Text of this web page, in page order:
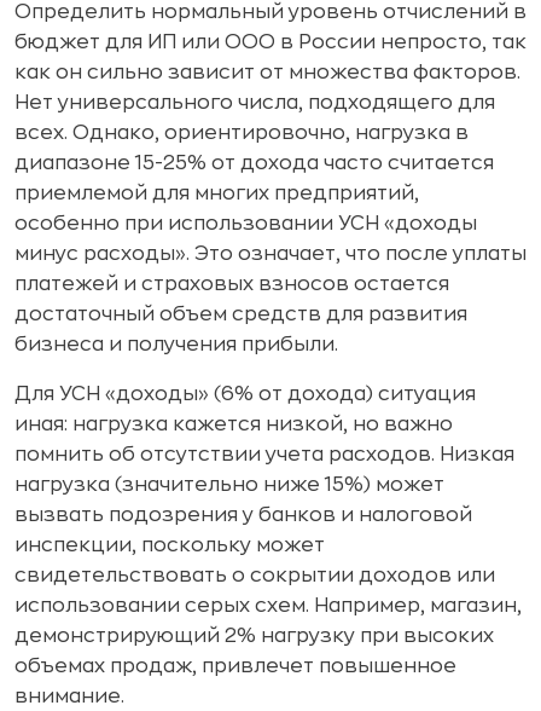
Определить нормальный уровень отчислений в
бюджет для ИП или ООО в России непросто, так
как он сильно зависит от множества факторов.
Нет универсального числа, подходящего для
всех. Однако, ориентировочно, нагрузка в
диапазоне 15-25% от дохода часто считается
приемлемой для многих предприятий,
особенно при использовании УСН «доходы
минус расходы». Это означает, что после уплаты
платежей и страховых взносов остается
достаточный объем средств для развития
бизнеса и получения прибыли.
Для УСН «доходы» (6% от дохода) ситуация
иная: нагрузка кажется низкой, но важно
помнить об отсутствии учета расходов. Низкая
нагрузка (значительно ниже 15%) может
вызвать подозрения у банков и налоговой
инспекции, поскольку может
свидетельствовать о сокрытии доходов или
использовании серых схем. Например, магазин,
демонстрирующий 2% нагрузку при высоких
объемах продаж, привлечет повышенное
внимание.